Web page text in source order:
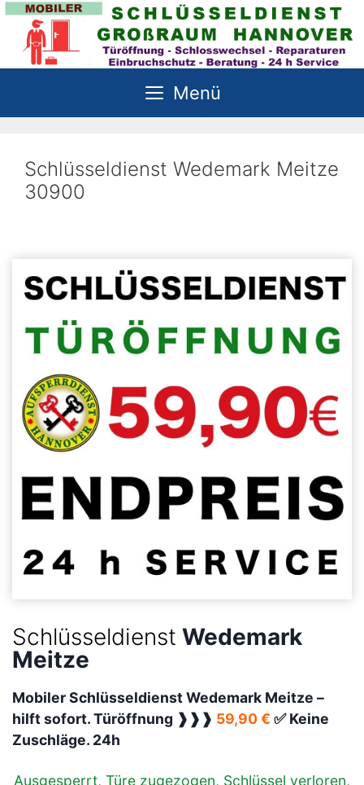
Zum
Inhalt
springen
Menü
Schlüsseldienst Wedemark Meitze
30900
Schlüsseldienst Wedemark
Meitze
Mobiler Schlüsseldienst Wedemark Meitze –
hilft sofort. Türöffnung ❱❱❱ 59,90 € ✅ Keine
Zuschläge. 24h
Ausgesperrt, Türe zugezogen, Schlüssel verloren,